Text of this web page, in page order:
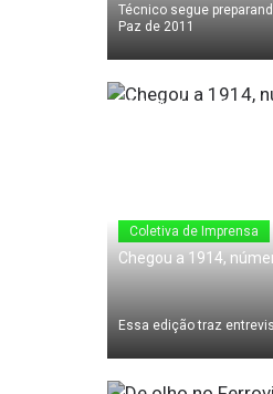
Técnico segue
Paz de 2011
08 de Abril de 2011
Coletiva de Imprensa
Chegou a 1914,
Essa edição traz